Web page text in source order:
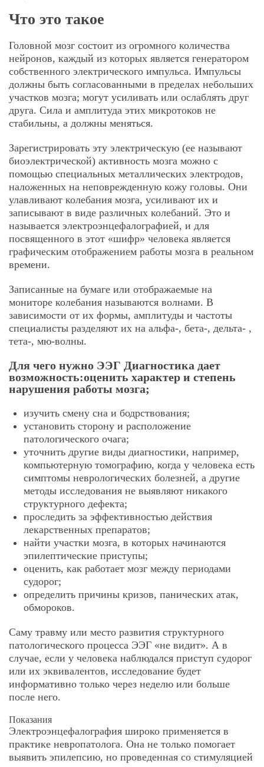
Что это такое
Головной мозг состоит из огромного количества
нейронов, каждый из которых является генератором
собственного электрического импульса. Импульсы
должны быть согласованными в пределах небольших
участков мозга; могут усиливать или ослаблять друг
друга. Сила и амплитуда этих микротоков не
стабильны, а должны меняться.
Зарегистрировать эту электрическую (ее называют
биоэлектрической) активность мозга можно с
помощью специальных металлических электродов,
наложенных на неповрежденную кожу головы. Они
улавливают колебания мозга, усиливают их и
записывают в виде различных колебаний. Это и
называется электроэнцефалографией, и для
посвященного в этот «шифр» человека является
графическим отображением работы мозга в реальном
времени.
Записанные на бумаге или отображаемые на
мониторе колебания называются волнами. В
зависимости от их формы, амплитуды и частоты
специалисты разделяют их на альфа-, бета-, дельта- ,
тета-, мю-волны.
Для чего нужно ЭЭГ Диагностика дает
возможность:оценить характер и степень
нарушения работы мозга;
изучить смену сна и бодрствования;
установить сторону и расположение
патологического очага;
уточнить другие виды диагностики, например,
компьютерную томографию, когда у человека есть
симптомы неврологических болезней, а другие
методы исследования не выявляют никакого
структурного дефекта;
проследить за эффективностью действия
лекарственных препаратов;
найти участки мозга, в которых начинаются
эпилептические приступы;
оценить, как работает мозг между периодами
судорог;
определить причины кризов, панических атак,
обмороков.
Саму травму или место развития структурного
патологического процесса ЭЭГ «не видит». А в
случае, если у человека наблюдался приступ судорог
или их эквивалентов, исследование будет
информативно только через неделю или больше
после него.
Показания
Электроэнцефалография широко применяется в
практике невропатолога. Она не только помогает
выявить эпилепсию, но проведенная со стимуляцией